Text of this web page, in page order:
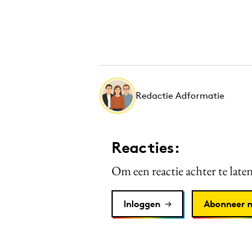
Redactie Adformatie
Reacties:
Om een reactie achter te
Inloggen Abonneer